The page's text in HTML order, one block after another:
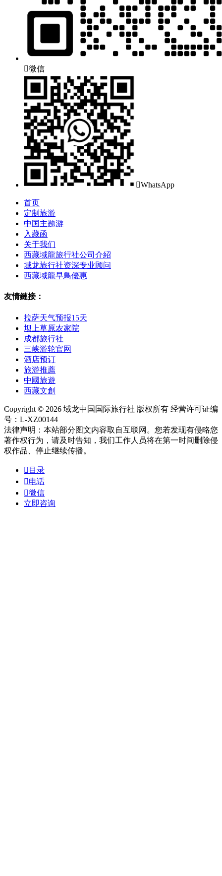
微信
WhatsApp
首页
定制旅游
中国主题游
入藏函
关于我们
西藏域龍旅行社公司介紹
域龙旅行社资深专业顾问
西藏域龍早鳥優惠
友情鏈接：
拉萨天气预报15天
坝上草原农家院
成都旅行社
三峡游轮官网
酒店预订
旅游推薦
中國旅遊
西藏文創
Copyright © 2026 域龙中国国际旅行社 版权所有 经营许可证编
号：L-XZ00144
法律声明：本站部分图文内容取自互联网。您若发现有侵略您
著作权行为，请及时告知，我们工作人员将在第一时间删除侵
权作品、停止继续传播。
 目录
电话
微信
立即咨询